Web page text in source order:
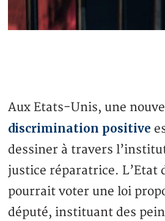
Aux Etats-Unis, une
discrimination positive
dessiner à travers
justice réparatrice. L’Etat
pourrait voter une loi
député, instituant des